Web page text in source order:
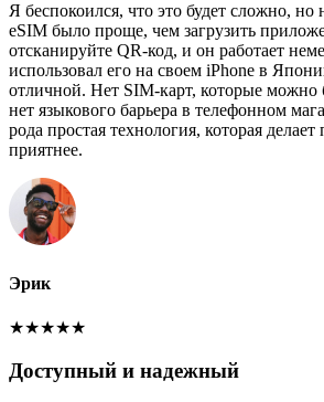
Я беспокоился, что это будет сложно, но
eSIM было проще, чем загрузить
отсканируйте QR-код, и он работает
использовал его на своем iPhone в
отличной. Нет SIM-карт, которые можно
нет языкового барьера в телефонном
рода простая технология, которая
приятнее.
Эрик
★★★★★
Доступный и надежный